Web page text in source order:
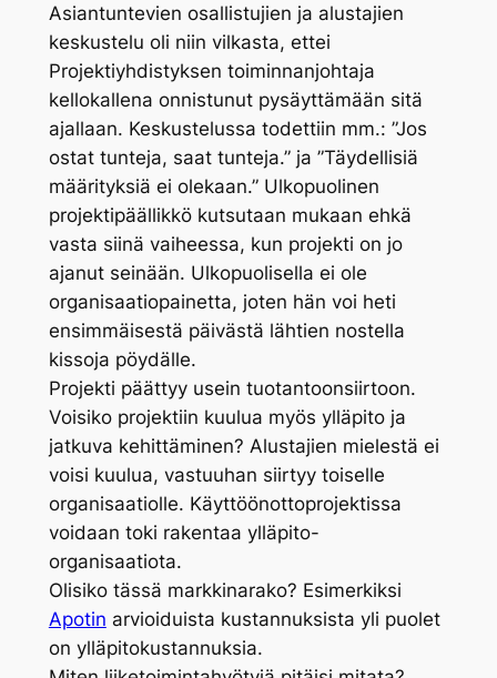
Asiantuntevien osallistujien ja alustajien
keskustelu oli niin vilkasta, ettei
Projektiyhdistyksen toiminnanjohtaja
kellokallena onnistunut pysäyttämään sitä
ajallaan. Keskustelussa todettiin mm.: ”Jos
ostat tunteja, saat tunteja.” ja ”Täydellisiä
määrityksiä ei olekaan.” Ulkopuolinen
projektipäällikkö kutsutaan mukaan ehkä
vasta siinä vaiheessa, kun projekti on jo
ajanut seinään. Ulkopuolisella ei ole
organisaatiopainetta, joten hän voi heti
ensimmäisestä päivästä lähtien nostella
kissoja pöydälle.
Projekti päättyy usein tuotantoonsiirtoon.
Voisiko projektiin kuulua myös ylläpito ja
jatkuva kehittäminen? Alustajien mielestä ei
voisi kuulua, vastuuhan siirtyy toiselle
organisaatiolle. Käyttöönottoprojektissa
voidaan toki rakentaa ylläpito-
organisaatiota.
Olisiko tässä markkinarako? Esimerkiksi
Apotin arvioiduista kustannuksista yli puolet
on ylläpitokustannuksia.